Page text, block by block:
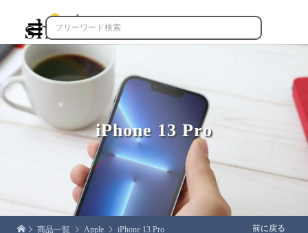

iPhone 13 Pro
商品一覧 Apple iPhone 13 Pro 前に戻る